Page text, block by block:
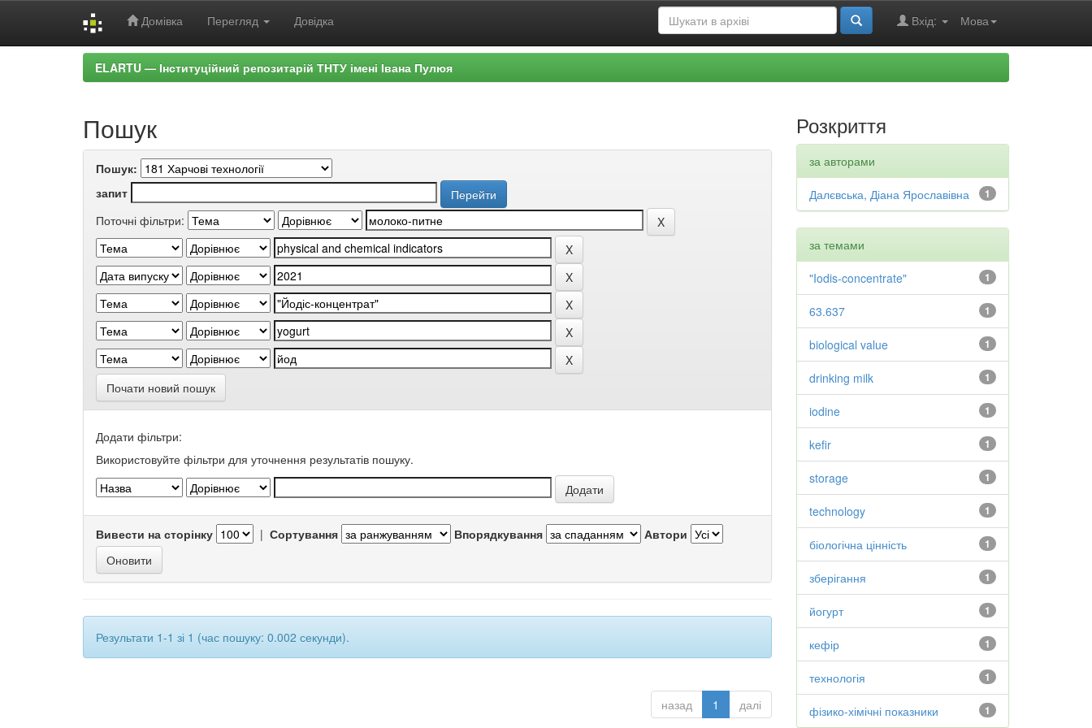
Домівка Перегляд Довідка Мова
Вхід:
ELARTU — Інституційний репозитарій ТНТУ імені Івана Пулюя
Пошук
Пошук:
запит
Поточні фільтри:
Почати новий пошук
Додати фільтри:
Використовуйте фільтри для уточнення результатів пошуку.
Вивести на сторінку | Сортування Впорядкування Автори
Результати 1-1 зі 1 (час пошуку: 0.002 секунди).
назад 1 далі
Розкриття
за авторами
1
Далєвська, Діана Ярославівна
за темами
1
"Iodis-concentrate"
1
63.637
1
biological value
1
drinking milk
1
iodine
1
kefir
1
storage
1
technology
1
біологічна цінність
1
зберігання
1
йогурт
1
кефір
1
технологія
1
фізико-хімічні показники